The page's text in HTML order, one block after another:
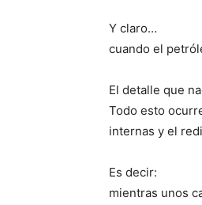
Y claro…
cuando el
El detalle que
Todo esto
internas y el
Es decir:
mientras unos